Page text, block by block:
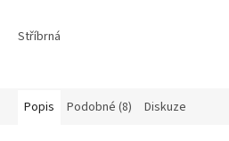
Stříbrná
Popis Podobné (8) Diskuze